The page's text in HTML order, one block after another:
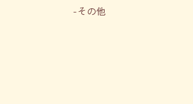
その他